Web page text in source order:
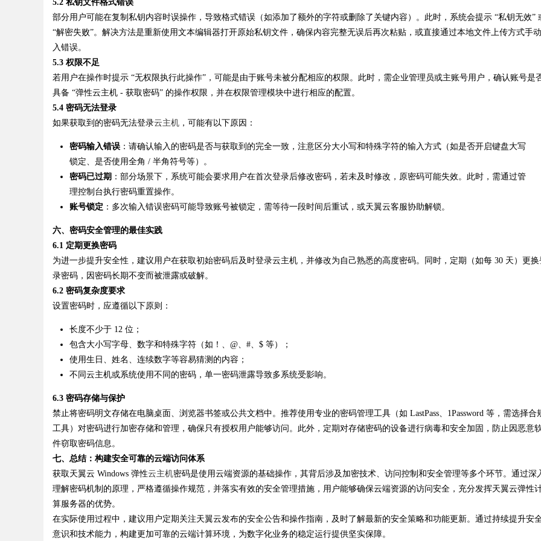
5.2 私钥文件格式错误
部分用户可能在复制私钥内容时误操作，导致格式错误（如添加了额外的字符或删除了关键内容）。此时，系统会提示 “私钥无效”
“解密失败”。解决方法是重新使用文本编辑器打开原始私钥文件，确保内容完整无误后再次粘贴，或直接通过本地文件上传方式手
入错误。
5.3 权限不足
若用户在操作时提示 “无权限执行此操作”，可能是由于账号未被分配相应的权限。此时，需企业管理员或主账号用户，确认账号是
具备 “弹性云主机 - 获取密码” 的操作权限，并在权限管理模块中进行相应的配置。
5.4 密码无法登录
如果获取到的密码无法登录云主机 ，可能有以下原因：
密码输入错误 ：请确认输入的密码是否与获取到的完全一致，注意区分大小写和特殊字符的输入方式（如是否开启键盘大写
锁定、是否使用全角 / 半角符号等）。
密码已过期 ：部分场景下，系统可能会要求用户在首次登录后修改密码，若未及时修改，原密码可能失效。此时，需通过管
理控制台执行密码重置操作。
账号锁定 ：多次输入错误密码可能导致账号被锁定，需等待一段时间后重试，或天翼云客服协助解锁。
六、密码安全管理的最佳实践
6.1 定期更换密码
为进一步提升安全性，建议用户在获取初始密码后及时登录云主机，并修改为自己熟悉的高度密码。同时，定期（如每 30 天）更换
录密码，因密码长期不变而被泄露或破解。
6.2 密码复杂度要求
设置密码时，应遵循以下原则：
长度不少于 12 位；
包含大小写字母、数字和特殊字符（如！、@、#、$ 等）；
使用生日、姓名、连续数字等容易猜测的内容；
不同云主机或系统使用不同的密码，单一密码泄露导致多系统受影响。
6.3 密码存储与保护
禁止将密码明文存储在电脑桌面、浏览器书签或公共文档中。推荐使用专业的密码管理工具（如 LastPass、1Password 等，需选择合
工具）对密码进行加密存储和管理，确保只有授权用户能够访问。此外，定期对存储密码的设备进行病毒和安全加固，防止因恶意
件窃取密码信息。
七、总结：构建安全可靠的云端访问体系
获取天翼云 Windows 弹性云主机密码是使用云端资源的基础操作，其背后涉及加密技术、访问控制和安全管理等多个环节。通过深
理解密码机制的原理，严格遵循操作规范，并落实有效的安全管理措施，用户能够确保云端资源的访问安全，充分发挥天翼云弹性
算服务器的优势。
在实际使用过程中，建议用户定期关注天翼云发布的安全公告和操作指南，及时了解最新的安全策略和功能更新。通过持续提升安
意识和技术能力，构建更加可靠的云端计算环境，为数字化业务的稳定运行提供坚实保障。